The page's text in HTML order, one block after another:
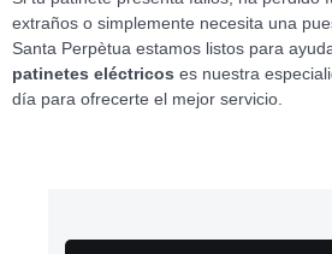
extraños o simplemente necesita una
Santa Perpètua estamos listos para
patinetes eléctricos es nuestra
día para ofrecerte el mejor servicio.